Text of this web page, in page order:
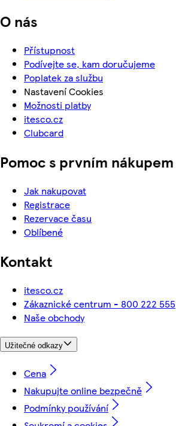
O nás
Přístupnost
Podívejte se, kam doručujeme
Poplatek za službu
Nastavení Cookies
Možnosti platby
itesco.cz
Clubcard
Pomoc s prvním nákupem
Jak nakupovat
Registrace
Rezervace času
Oblíbené
Kontakt
itesco.cz
Zákaznické centrum - 800 222 555
Naše obchody
Užitečné odkazy
Cena
Nakupujte online bezpečně
Podmínky používání